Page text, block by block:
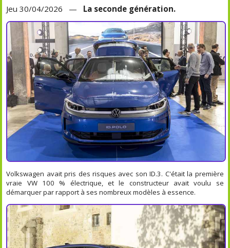
Jeu 30/04/2026 — La seconde génération.
Volkswagen avait pris des risques avec son ID.3. C'était la première
vraie VW 100 % électrique, et le constructeur avait voulu se
démarquer par rapport à ses nombreux modèles à essence.